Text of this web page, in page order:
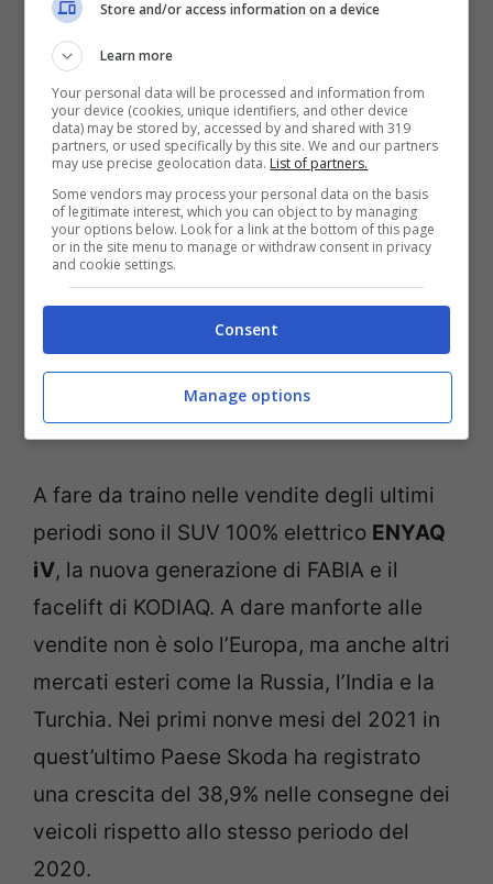
il controllo sui costi e avviando un
programma di efficientamento allargato.
“Nonostante l’alto volume di ordini per i
nostri prodotti di successo, ci siamo visti
costretti a operare tagli alla produzione –
ha dichiaratoChristian Schenk, nuovo
Membro del Board di ŠKODA AUTO per
Finanzia e IT -. In questa situazione e
nonostante le poche consegne, però,
abbiamo quasi raddoppiato il nostro utile
operativo nei primi tre trimestri rispetto
allo stesso periodo dell’anno precedente”.
A fare da traino nelle vendite degli ultimi
periodi sono il SUV 100% elettrico ENYAQ
iV, la nuova generazione di FABIA e il
facelift di KODIAQ. A dare manforte alle
vendite non è solo l’Europa, ma anche altri
mercati esteri come la Russia, l’India e la
Turchia. Nei primi nonve mesi del 2021 in
quest’ultimo Paese Skoda ha registrato
una crescita del 38,9% nelle consegne dei
veicoli rispetto allo stesso periodo del
2020.
Store and/or access information on a device
Learn more
Your personal data will be processed and information from
your device (cookies, unique identifiers, and other device
data) may be stored by, accessed by and shared with 319
partners, or used specifically by this site. We and our partners
may use precise geolocation data. List of partners.
Some vendors may process your personal data on the basis
of legitimate interest, which you can object to by managing
your options below. Look for a link at the bottom of this page
or in the site menu to manage or withdraw consent in privacy
and cookie settings.
Consent
Manage options